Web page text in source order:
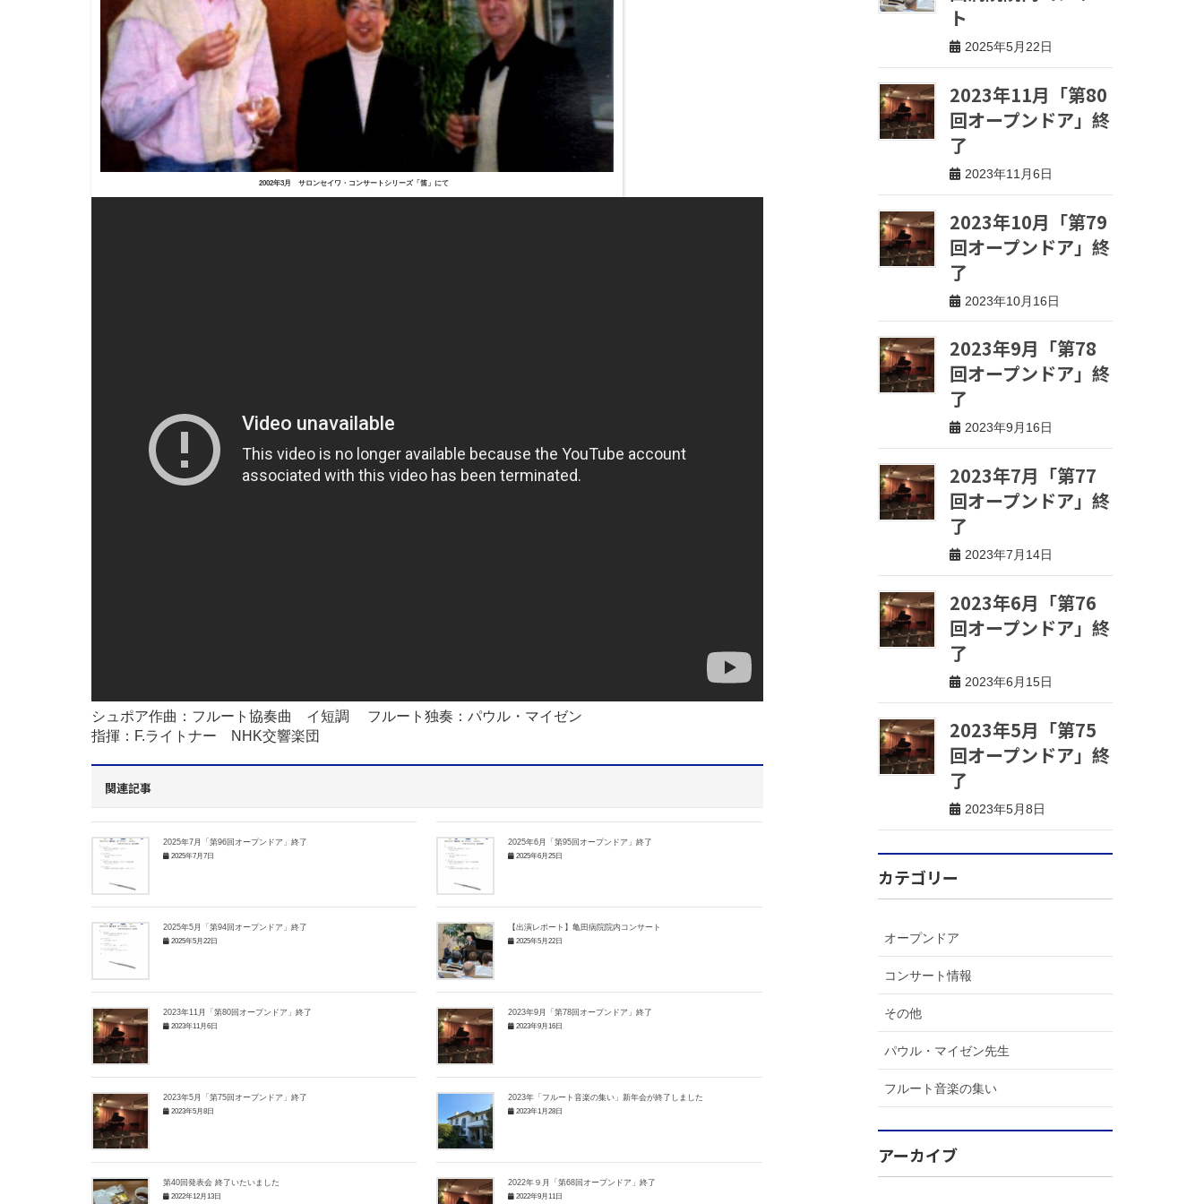
2002年3月 サロンセイワ・コンサートシリーズ「笛」にて
シュポア作曲：フルート協奏曲 イ短調 フルート独奏：パウル・マイゼン
指揮：F.ライトナー NHK交響楽団
関連記事
2025年7月「第96回オープンドア」終了
2025年7月7日
2025年6月「第95回オープンドア」終了
2025年6月25日
2025年5月「第94回オープンドア」終了
2025年5月22日
【出演レポート】亀田病院院内コンサート
2025年5月22日
2023年11月「第80回オープンドア」終了
2023年11月6日
2023年9月「第78回オープンドア」終了
2023年9月16日
2023年5月「第75回オープンドア」終了
2023年5月8日
2023年「フルート音楽の集い」新年会が終了しました
2023年1月28日
第40回発表会 終了いたいました
2022年12月13日
2022年９月「第68回オープンドア」終了
2022年9月11日
ト
2025年5月22日
2023年11月「第80
回オープンドア」終
了
2023年11月6日
2023年10月「第79
回オープンドア」終
了
2023年10月16日
2023年9月「第78
回オープンドア」終
了
2023年9月16日
2023年7月「第77
回オープンドア」終
了
2023年7月14日
2023年6月「第76
回オープンドア」終
了
2023年6月15日
2023年5月「第75
回オープンドア」終
了
2023年5月8日
カテゴリー
オープンドア
コンサート情報
その他
パウル・マイゼン先生
フルート音楽の集い
アーカイブ